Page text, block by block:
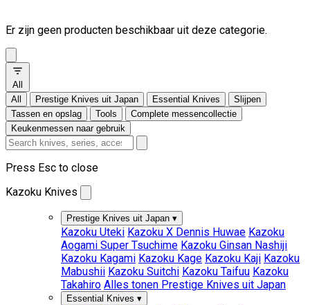
Er zijn geen producten beschikbaar uit deze categorie.
All
All
Prestige Knives uit Japan Essential Knives
Slijpen
Tassen en opslag
Tools
Complete messencollectie
Keukenmessen naar gebruik
Press Esc to close
Kazoku Knives
Prestige Knives uit Japan ▾
Kazoku Uteki Kazoku X Dennis Huwae Kazoku
Aogami Super Tsuchime Kazoku Ginsan Nashiji
Kazoku Kagami Kazoku Kage Kazoku Kaji Kazoku
Mabushii Kazoku Suitchi Kazoku Taifuu Kazoku
Takahiro Alles tonen Prestige Knives uit Japan
Essential Knives ▾